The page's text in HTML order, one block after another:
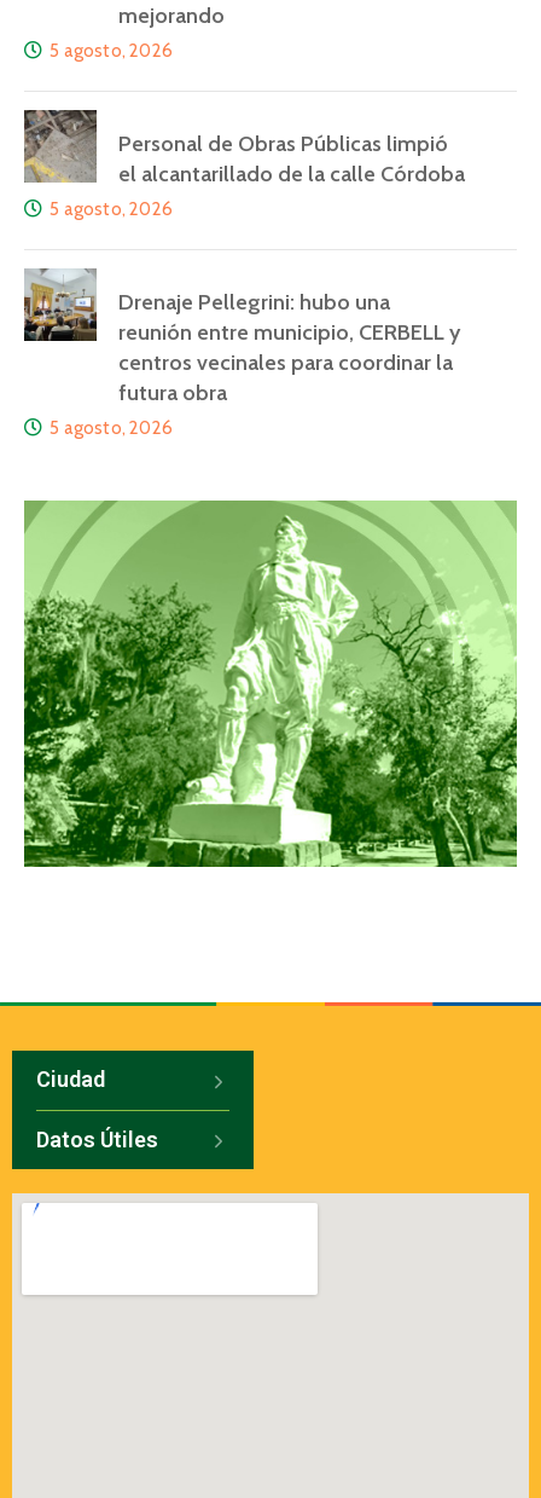
mejorando
5 agosto, 2026
Personal de Obras Públicas limpió
el alcantarillado de la calle Córdoba
5 agosto, 2026
Drenaje Pellegrini: hubo una
reunión entre municipio, CERBELL y
centros vecinales para coordinar la
futura obra
5 agosto, 2026
Ciudad
Datos Útiles